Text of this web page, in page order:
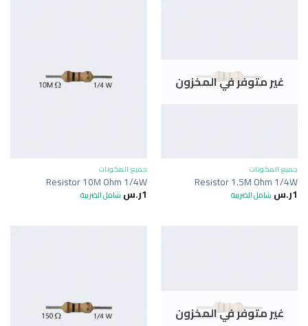
غير متوفر في المخزون
جميع المكونات
Resistor 1.5M Ohm 1/4W
1ر.س شامل الضريبة
جميع المكونات
Resistor 10M Ohm 1/4W
1ر.س شامل الضريبة
غير متوفر في المخزون